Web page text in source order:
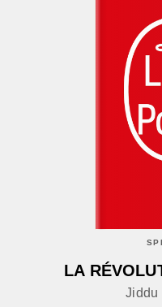
LA
Jiddu